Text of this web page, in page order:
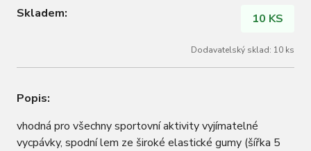
Skladem: 10 KS
Dodavatelský sklad: 10 ks
Popis:
vhodná pro všechny sportovní aktivity vyjímatelné
vycpávky, spodní lem ze široké elastické gumy (šířka 5